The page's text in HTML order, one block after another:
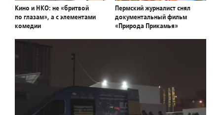
Кино и НКО: не «бритвой
по глазам», а с элементами
комедии
Пермский журналист снял
документальный фильм
«Природа Прикамья»